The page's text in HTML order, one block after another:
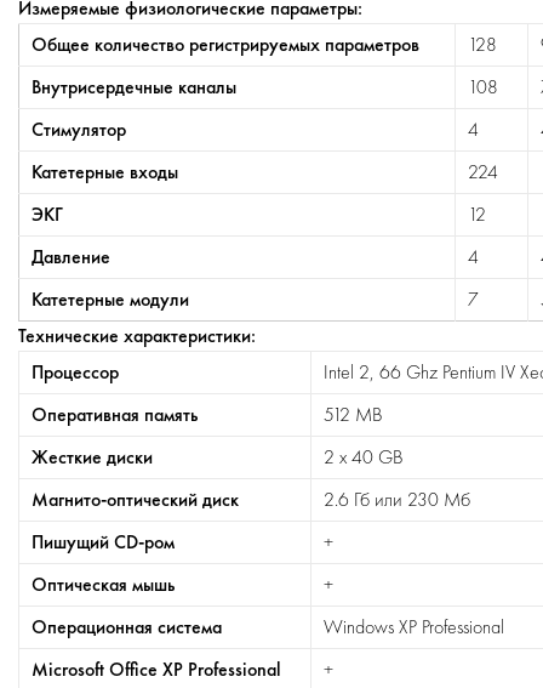
Измеряемые физиологические параметры:
Общее количество регистрируемых параметров
128
Внутрисердечные каналы
108
Стимулятор
4
Катетерные входы
224
ЭКГ
12
Давление
4
Катетерные модули
7
Технические характеристики:
Процессор
Intel 2, 66 Ghz Pentium IV
Оперативная память
512 MB
Жесткие диски
2 x 40 GB
Магнито-оптический диск
2.6 Гб или 230 Мб
Пишущий CD-ром
+
Оптическая мышь
+
Операционная система
Windows XP Professional
Microsoft Office XP Professional
+